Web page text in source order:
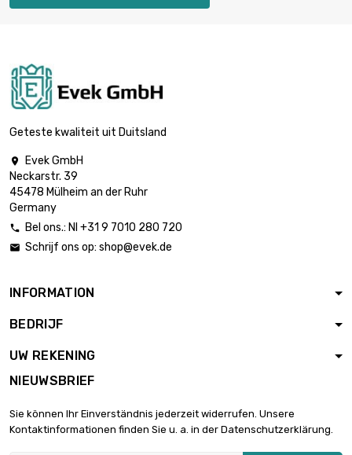
Gewicht : 100gr (0.1kg)
Gewicht : 250gr
diameter : 4 x
(0.5kg)
1000mm
Gewicht : 1 000gr (1kg)
1000mm
Gewicht : 2 000gr
diameter : 4 x
1000mm
€ 34,28
Geteste kwaliteit uit Duitsland

Evek GmbH
Neckarstr. 39
45478 Mülheim an der Ruhr
Germany
 Bel ons.: Nl +31 9 7010 280 720
 Schrijf ons op: shop@evek.de
INFORMATION
BEDRIJF
UW REKENING
NIEUWSBRIEF
Sie können Ihr Einverständnis jederzeit widerrufen. Unsere
Kontaktinformationen finden Sie u. a. in der Datenschutzerklärung.